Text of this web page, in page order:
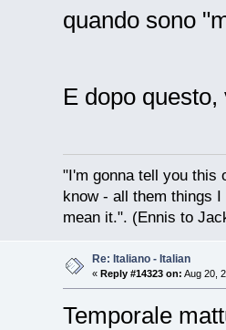
quando sono
E dopo
"I'm gonna tell you this
know - all them things
mean it.". (Ennis to
Re: Italiano - Italian
« Reply #14323 on: Aug 20,
Temporale